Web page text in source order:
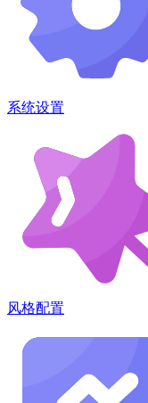
系统设置
风格配置